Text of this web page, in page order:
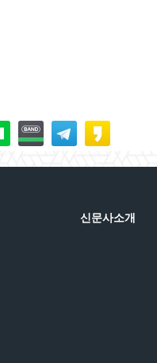
신문사소개